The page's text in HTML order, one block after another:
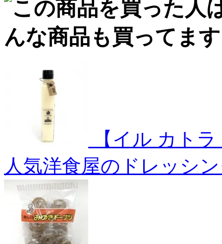
【イル カト
人気洋食屋のドレッシ